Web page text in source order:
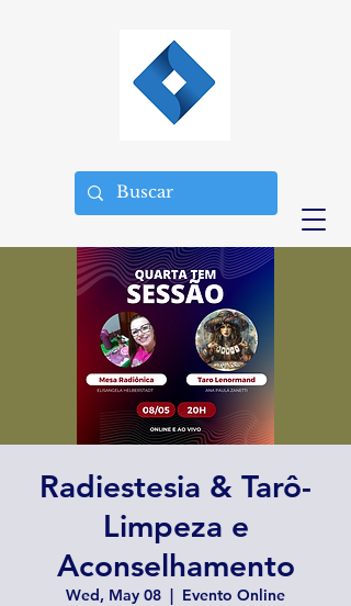
Radiestesia & Tarô-
Limpeza e
Aconselhamento
Wed, May 08
  |
Evento Online